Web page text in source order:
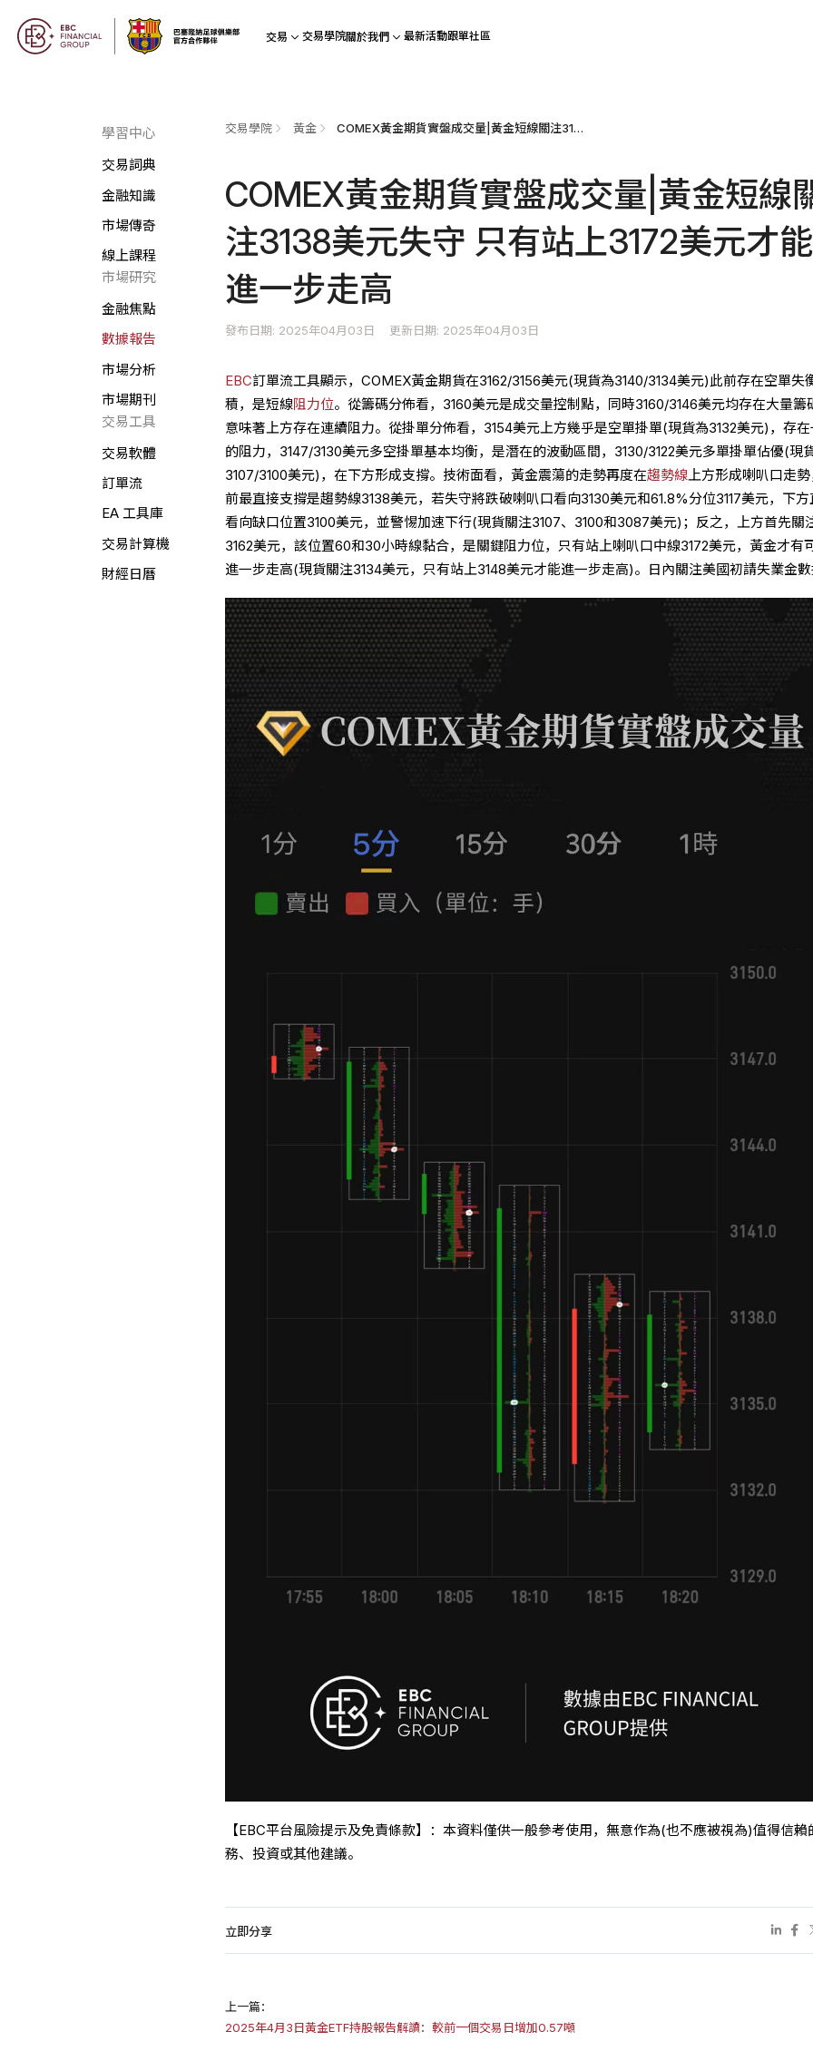
交易 交易學院關於我們 最新活動跟單社區
學習中心
交易詞典
金融知識
市場傳奇
線上課程
市場研究
金融焦點
數據報告
市場分析
市場期刊
交易工具
交易軟體
訂單流
EA 工具庫
交易計算機
財經日曆
交易學院 黃金 COMEX黃金期貨實盤成交量|黃金短線關注3138美元失守 只有站上3172美元才能進一步走高
COMEX黃金期貨實盤成交量|黃金短線
注3138美元失守 只有站上3172美元才能
進一步走高
發布日期: 2025年04月03日 更新日期: 2025年04月03日
EBC訂單流工具顯示，COMEX黃金期貨在3162/3156美元(現貨為3140/3134美元)此前存在空單失
積，是短線阻力位。從籌碼分佈看，3160美元是成交量控制點，同時3160/3146美元均存在大量籌
意味著上方存在連續阻力。從掛單分佈看，3154美元上方幾乎是空單掛單(現貨為3132美元)，存
的阻力，3147/3130美元多空掛單基本均衡，是潛在的波動區間，3130/3122美元多單掛單佔優(現
3107/3100美元)，在下方形成支撐。技術面看，黃金震蕩的走勢再度在趨勢線 上方形成喇叭口走
前最直接支撐是趨勢線3138美元，若失守將跌破喇叭口看向3130美元和61.8%分位3117美元，下方
看向缺口位置3100美元，並警惕加速下行(現貨關注3107、3100和3087美元)；反之，上方首先關
3162美元，該位置60和30小時線黏合，是關鍵阻力位，只有站上喇叭口中線3172美元，黃金才有
進一步走高(現貨關注3134美元，只有站上3148美元才能進一步走高)。日內關注美國初請失業金
【EBC平台風險提示及免責條款】：本資料僅供一般參考使用，無意作為(也不應被視為)值得信賴
務、投資或其他建議。
立即分享
上一篇：
2025年4月3日黃金ETF持股報告解讀：較前一個交易日增加0.57噸